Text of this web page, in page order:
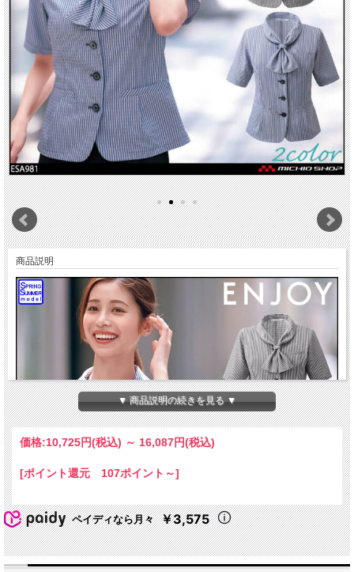
商品説明
▼ 商品説明の続きを見る ▼
価格:10,725円(税込) ～ 16,087円(税込)
[ポイント還元 107ポイント～]
ペイディなら月々 ￥3,575